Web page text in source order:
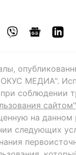
МЕДИА".
соблюдении
сайтом"
на данном
следующих